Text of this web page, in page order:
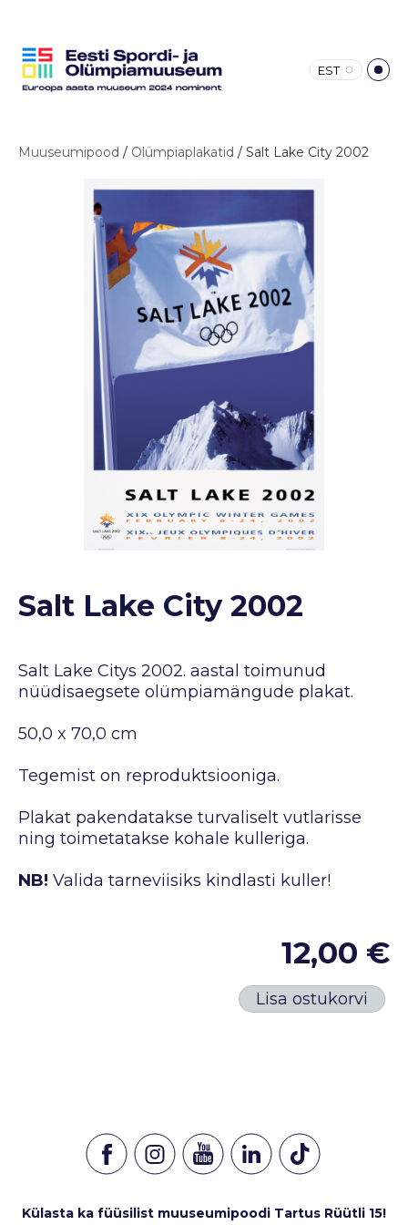
EST
Muuseumipood / Olümpiaplakatid / Salt Lake City 2002
Salt Lake City 2002
Salt Lake Citys 2002. aastal toimunud
nüüdisaegsete olümpiamängude plakat.
50,0 x 70,0 cm
Tegemist on reproduktsiooniga.
Plakat pakendatakse turvaliselt vutlarisse
ning toimetatakse kohale kulleriga.
NB! Valida tarneviisiks kindlasti kuller!
12,00 €
Lisa ostukorvi
Külasta ka füüsilist muuseumipoodi Tartus Rüütli 15!